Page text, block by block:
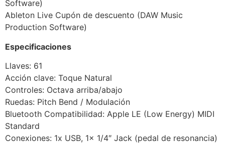
Software)
Ableton Live Cupón de descuento (DAW Music
Production Software)
Especificaciones
Llaves: 61
Acción clave: Toque Natural
Controles: Octava arriba/abajo
Ruedas: Pitch Bend / Modulación
Bluetooth Compatibilidad: Apple LE (Low Energy) MIDI
Standard
Conexiones: 1x USB, 1x 1/4″ Jack (pedal de resonancia)